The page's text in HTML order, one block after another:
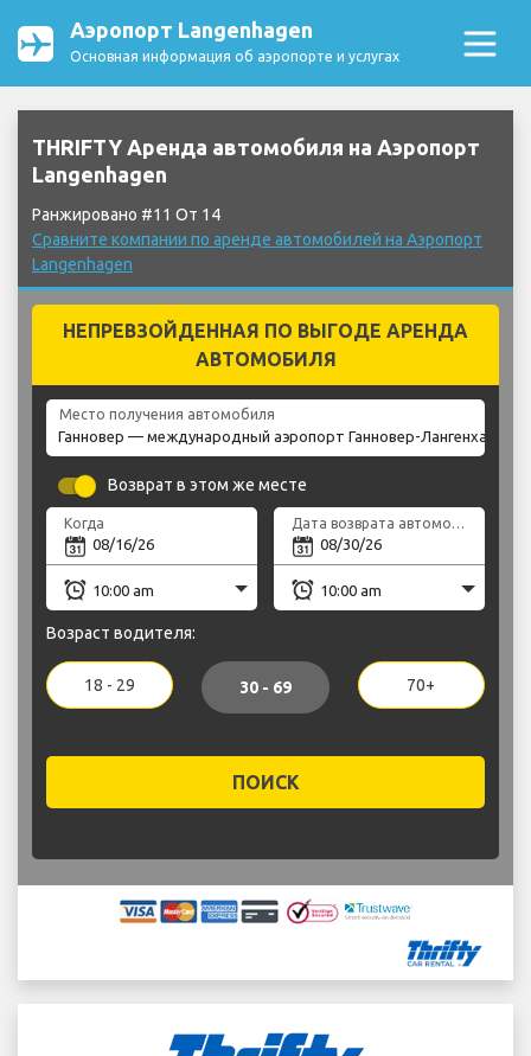
Аэропорт Langenhagen
Основная информация об аэропорте и услугах
THRIFTY Аренда автомобиля на Аэропорт
Langenhagen
Ранжировано #11 От 14
Сравните компании по аренде автомобилей на Аэропорт
Langenhagen
НЕПРЕВЗОЙДЕННАЯ ПО ВЫГОДЕ АРЕНДА
АВТОМОБИЛЯ
Место получения автомобиля
Возврат в этом же месте
Когда Дата возврата автомобиля
Возраст водителя:
18 - 29 30 - 69 70+
ПОИСК